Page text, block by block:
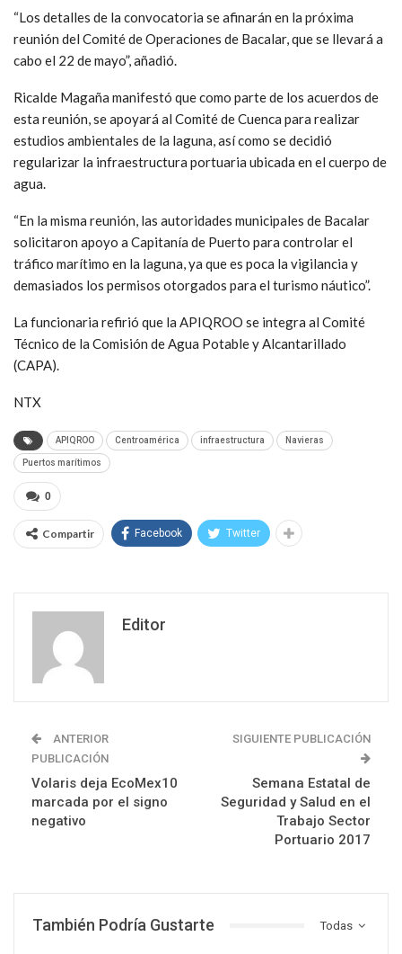
“Los detalles de la convocatoria se afinarán en la próxima
reunión del Comité de Operaciones de Bacalar, que se llevará a
cabo el 22 de mayo”, añadió.
Ricalde Magaña manifestó que como parte de los acuerdos de
esta reunión, se apoyará al Comité de Cuenca para realizar
estudios ambientales de la laguna, así como se decidió
regularizar la infraestructura portuaria ubicada en el cuerpo de
agua.
“En la misma reunión, las autoridades municipales de Bacalar
solicitaron apoyo a Capitanía de Puerto para controlar el
tráfico marítimo en la laguna, ya que es poca la vigilancia y
demasiados los permisos otorgados para el turismo náutico”.
La funcionaria refirió que la APIQROO se integra al Comité
Técnico de la Comisión de Agua Potable y Alcantarillado
(CAPA).
NTX
APIQROO Centroamérica infraestructura Navieras
Puertos marítimos
0
Compartir Facebook Twitter
Editor
ANTERIOR
PUBLICACIÓN
Volaris deja EcoMex10
marcada por el signo
negativo
SIGUIENTE PUBLICACIÓN
Semana Estatal de
Seguridad y Salud en el
Trabajo Sector
Portuario 2017
Todas
También Podría Gustarte